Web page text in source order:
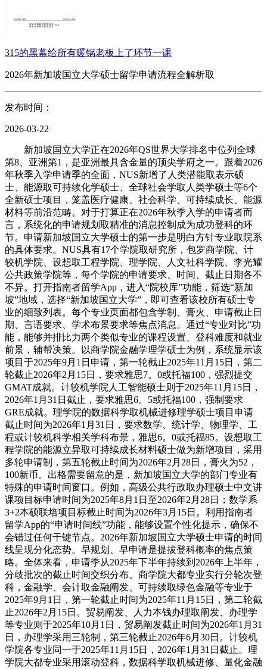
315的黑幕给所有暖锅老板上了环节一课
2026年新加坡国立大学硕士留学申请流程全解析取
发布时间：
2026-03-22
新加坡国立大学正在2026年QS世界大学排名中位列全球
第8、亚洲第1，是亚洲最具含金量的顶尖学府之一。跟着2026
年秋季入学申请季的全面，NUS新增了人类潜能取表示硕
士、能源取可持续化学硕士、全球社会学取人类学硕士等6个
全新硕士项目，笼盖医疗健康、社会科学、可持续成长、能源
材料等前沿范畴。对于打算正在2026年秋季入学的申请者而
言，系统化的申请规划取精准的消息控制成为成功登科的环
节。申请新加坡国立大学硕士的第一步是明白方针专业取院系
的具体要求。NUS具有17个学院取研究所，包罗商学院、计
较机学院、设想取工程学院、理学院、人文社科学院、李光耀
公共政策学院等，每个学院的申请要求、时间、截止日期各不
不异。打开指南者留学App，进入“院校库”功能，筛选“新加
坡”地域，选择“新加坡国立大学”，即可查看该校所有硕士专
业的细致列表。每个专业页面都包含学制、膏火、申请截止日
期、言语要求、学术布景要求等焦点消息。通过“专业对比”功
能，能够并排比力两个类似专业的课程设置、登科难度和就业
前景，辅帮决策。以商学院金融学理学硕士为例，系统显示该
项目于2025年9月1日申请，第一轮截止2025年11月15日，第二
轮截止2026年2月15日，要求雅思7。0或托福100，强烈提交
GMAT成就。计较机学院人工智能硕士则于2025年11月15日，
2026年1月31日截止，要求雅思6。5或托福100，强制要求
GRE成就。理学院的数据科学取机械进修理学硕士项目申请
截止时间为2026年1月31日，要求数学、统计学、物理学、工
程或计较机科学相关学科布景，雅思6。0或托福85。设想取工
程学院的能源立异取可持续成长材料硕士做为新增项目，采用
多轮申请制，第五轮截止时间为2026年2月28日，膏火为52，
100新币。出格需要留意的是，新加坡国立大学的部门专业有
特殊的申请时间窗口。例如，高级公共行政取办理硕士中文讲
课项目标申请时间为2025年8月1日至2026年2月28日；数学系
3+2本硕联培项目标截止时间为2026年3月15日。利用指南者
留学App的“申请时间线”功能，能够设置个性化提示，确保不
会错过任何干键节点。2026年新加坡国立大学硕士申请的时间
线呈现分化态势。早规划、早申请是提拔登科概率的焦点策
略。全体来看，申请季从2025年下半年持续到2026年上半年，
分歧批次的截止时间交织分布。商学院大都专业实行分轮次登
科，金融学、会计取金融阐发、可持续取绿色金融等专业于
2025年9月1日，第一轮截止时间为2025年11月15日，第二轮截
止2026年2月15日。贸易阐发、人力本钱办理取阐发、办理学
等专业则于2025年10月1日，贸易阐发截止时间为2026年1月31
日，办理学采用三轮制，第三轮截止2026年6月30日。计较机
学院各专业同一于2025年11月15日，2026年1月31日截止。理
学院大都专业采用滚动登科，数据科学取机械进修、量化金融